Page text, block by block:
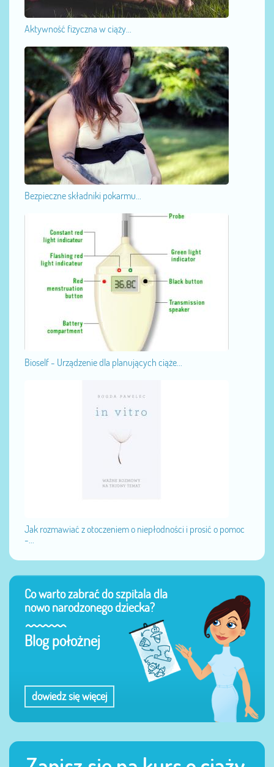
Aktywność fizyczna w ciąży...
Bezpieczne składniki pokarmu...
Bioself - Urządzenie dla planujących ciąże...
Jak rozmawiać z otoczeniem o niepłodności i prosić o pomoc
-...
Co warto zabrać do szpitala dla
nowo narodzonego dziecka?
Blog położnej
dowiedz się więcej